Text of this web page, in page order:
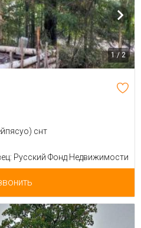
1 / 2
снт
Русский Фонд Недвижимости